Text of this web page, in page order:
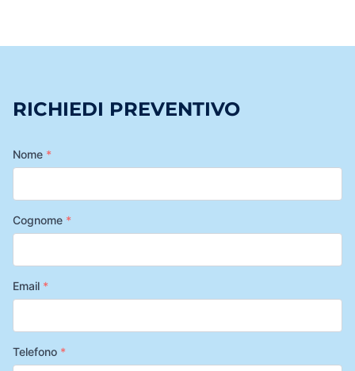
RICHIEDI PREVENTIVO
Nome *
Cognome *
Email *
Telefono *